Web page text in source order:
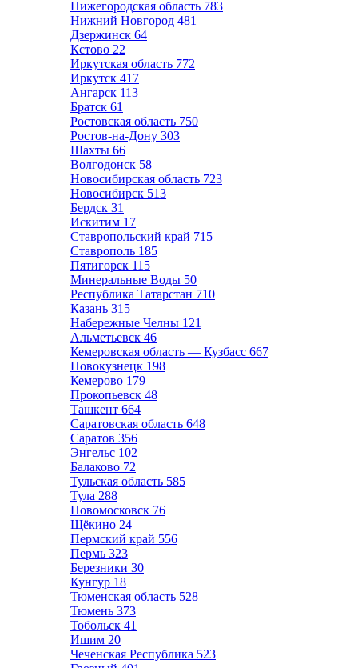
Нижегородская область 783
Нижний Новгород 481
Дзержинск 64
Кстово 22
Иркутская область 772
Иркутск 417
Ангарск 113
Братск 61
Ростовская область 750
Ростов-на-Дону 303
Шахты 66
Волгодонск 58
Новосибирская область 723
Новосибирск 513
Бердск 31
Искитим 17
Ставропольский край 715
Ставрополь 185
Пятигорск 115
Минеральные Воды 50
Республика Татарстан 710
Казань 315
Набережные Челны 121
Альметьевск 46
Кемеровская область — Кузбасс 667
Новокузнецк 198
Кемерово 179
Прокопьевск 48
Ташкент 664
Саратовская область 648
Саратов 356
Энгельс 102
Балаково 72
Тульская область 585
Тула 288
Новомосковск 76
Щёкино 24
Пермский край 556
Пермь 323
Березники 30
Кунгур 18
Тюменская область 528
Тюмень 373
Тобольск 41
Ишим 20
Чеченская Республика 523